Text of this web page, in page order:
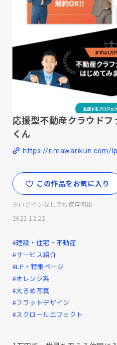
応援型不動産クラウドフ
くん
https://rimawarikun.com/
この作品をお気に入り
※ログインなしでも保存可能
2022.12.22
#建設・住宅・不動産
#サービス紹介
#LP・特集ページ
#オレンジ系
#大きめ写真
#フラットデザイン
#スクロールエフェクト